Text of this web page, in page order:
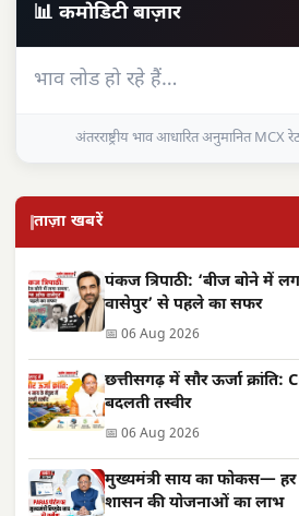
📊 कमोडिटी बाज़ार
भाव लोड हो रहे हैं…
अंतरराष्ट्रीय भाव आधारित अनुमानित MCX
ताज़ा खबरें
पंकज त्रिपाठी: ‘बीज बोने में
वासेपुर’ से पहले का सफर
📅 06 Aug 2026
छत्तीसगढ़ में सौर ऊर्जा
बदलती तस्वीर
📅 06 Aug 2026
मुख्यमंत्री साय का फोकस— हर
शासन की योजनाओं का लाभ